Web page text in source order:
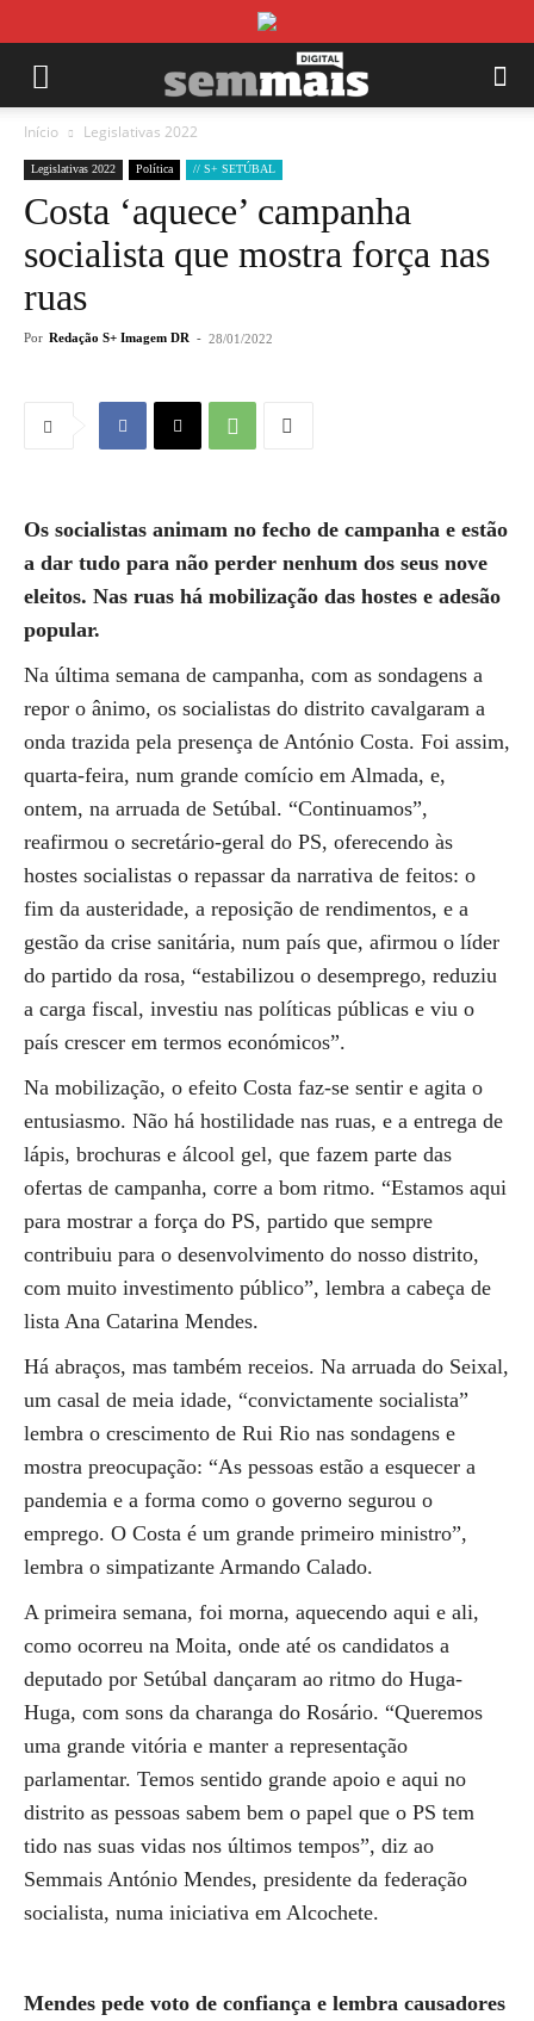
Início Legislativas 2022
Legislativas 2022 Política // S+ SETÚBAL
Costa ‘aquece’ campanha
socialista que mostra força nas
ruas
Por Redação S+ Imagem DR - 28/01/2022
Os socialistas animam no fecho de campanha e estão
a dar tudo para não perder nenhum dos seus nove
eleitos. Nas ruas há mobilização das hostes e adesão
popular.
Na última semana de campanha, com as sondagens a
repor o ânimo, os socialistas do distrito cavalgaram a
onda trazida pela presença de António Costa. Foi assim,
quarta-feira, num grande comício em Almada, e,
ontem, na arruada de Setúbal. “Continuamos”,
reafirmou o secretário-geral do PS, oferecendo às
hostes socialistas o repassar da narrativa de feitos: o
fim da austeridade, a reposição de rendimentos, e a
gestão da crise sanitária, num país que, afirmou o líder
do partido da rosa, “estabilizou o desemprego, reduziu
a carga fiscal, investiu nas políticas públicas e viu o
país crescer em termos económicos”.
Na mobilização, o efeito Costa faz-se sentir e agita o
entusiasmo. Não há hostilidade nas ruas, e a entrega de
lápis, brochuras e álcool gel, que fazem parte das
ofertas de campanha, corre a bom ritmo. “Estamos aqui
para mostrar a força do PS, partido que sempre
contribuiu para o desenvolvimento do nosso distrito,
com muito investimento público”, lembra a cabeça de
lista Ana Catarina Mendes.
Há abraços, mas também receios. Na arruada do Seixal,
um casal de meia idade, “convictamente socialista”
lembra o crescimento de Rui Rio nas sondagens e
mostra preocupação: “As pessoas estão a esquecer a
pandemia e a forma como o governo segurou o
emprego. O Costa é um grande primeiro ministro”,
lembra o simpatizante Armando Calado.
A primeira semana, foi morna, aquecendo aqui e ali,
como ocorreu na Moita, onde até os candidatos a
deputado por Setúbal dançaram ao ritmo do Huga-
Huga, com sons da charanga do Rosário. “Queremos
uma grande vitória e manter a representação
parlamentar. Temos sentido grande apoio e aqui no
distrito as pessoas sabem bem o papel que o PS tem
tido nas suas vidas nos últimos tempos”, diz ao
Semmais António Mendes, presidente da federação
socialista, numa iniciativa em Alcochete.
Mendes pede voto de confiança e lembra causadores